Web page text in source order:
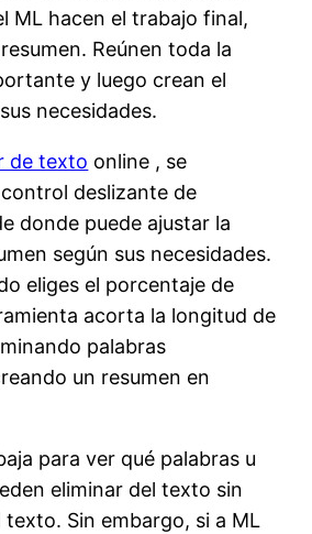
ML hacen el trabajo final,
Reúnen toda la
y luego crean el
necesidades.
de texto online , se
deslizante de
donde puede ajustar la
según sus necesidades.
eliges el porcentaje de
acorta la longitud de
palabras
un resumen en
para ver qué palabras u
eliminar del texto sin
Sin embargo, si a ML